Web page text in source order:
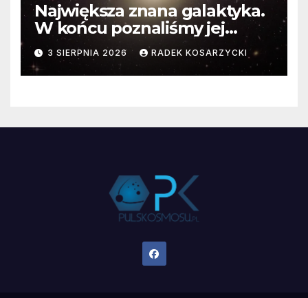
Największa znana galaktyka.
W końcu poznaliśmy jej
faktyczne wymiary
3 SIERPNIA 2026 RADEK KOSARZYCKI